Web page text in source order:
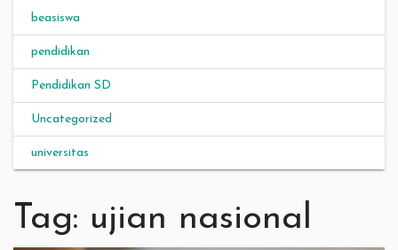
beasiswa
pendidikan
Pendidikan SD
Uncategorized
universitas
Tag: ujian nasional